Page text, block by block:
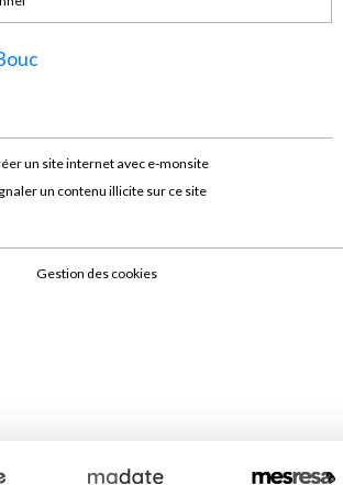
un site internet avec e-monsite
un contenu illicite sur ce site
Gestion des cookies